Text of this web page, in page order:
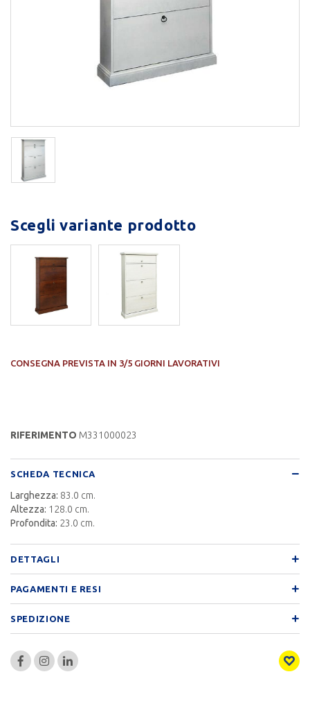
Scegli variante prodotto
CONSEGNA PREVISTA IN 3/5 GIORNI LAVORATIVI
RIFERIMENTO M331000023
SCHEDA TECNICA
Larghezza: 83.0 cm.
Altezza: 128.0 cm.
Profondita: 23.0 cm.
DETTAGLI
PAGAMENTI E RESI
SPEDIZIONE